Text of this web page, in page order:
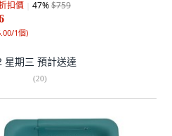
扣價 47%$759
1個)
星期三 預計送達
(20)